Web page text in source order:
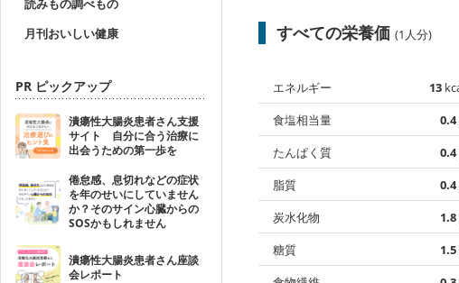
月刊おいしい健康
PR ピックアップ
潰瘍性大腸炎患者さん支援
サイト 自分に合う治療に
出会うための第一歩を
倦怠感、息切れなどの症状
を年のせいにしていません
か？そのサイン心臓からの
SOSかもしれません
潰瘍性大腸炎患者さん座談
会レポート
すべての栄養価 (1人分)
エネルギー 13
食塩相当量
0.4
たんぱく質
0.4
脂質
0.4
炭水化物
1.8
糖質
1.5